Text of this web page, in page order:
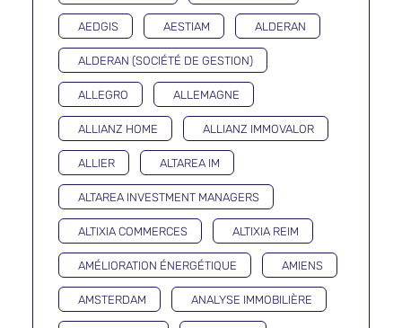
AEDGIS AESTIAM ALDERAN
ALDERAN (SOCIÉTÉ DE GESTION)
ALLEGRO ALLEMAGNE
ALLIANZ HOME ALLIANZ IMMOVALOR
ALLIER ALTAREA IM
ALTAREA INVESTMENT MANAGERS
ALTIXIA COMMERCES ALTIXIA REIM
AMÉLIORATION ÉNERGÉTIQUE AMIENS
AMSTERDAM ANALYSE IMMOBILIÈRE